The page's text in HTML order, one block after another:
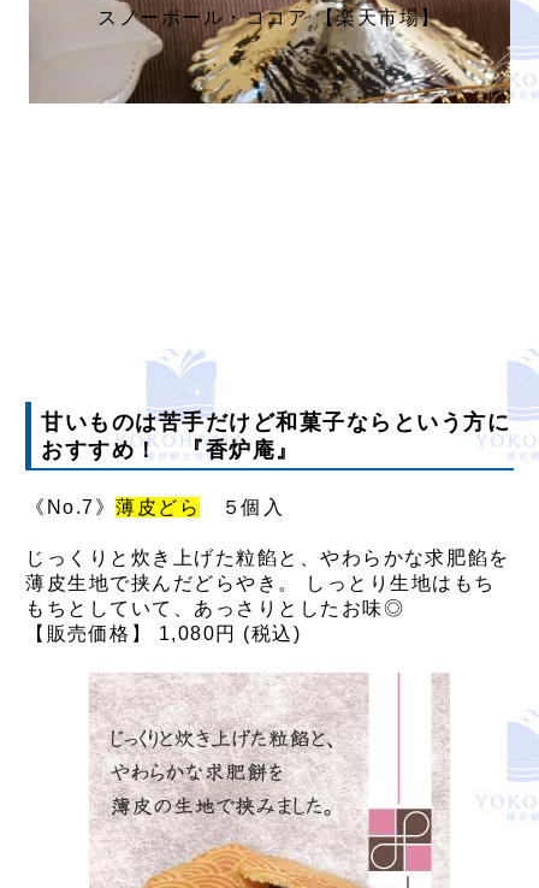
スノーボール・ココア 【楽天市場】
甘いものは苦手だけど和菓子ならという方に
おすすめ！ 『香炉庵』
《No.7》薄皮どら ５個入
じっくりと炊き上げた粒餡と、やわらかな求肥餡を
薄皮生地で挟んだどらやき。 しっとり生地はもち
もちとしていて、あっさりとしたお味◎
【販売価格】 1,080円 (税込)